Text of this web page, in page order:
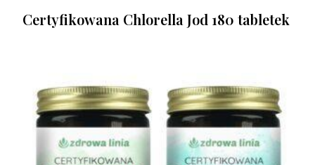
Certyfikowana Chlorella Jod 180 tabletek